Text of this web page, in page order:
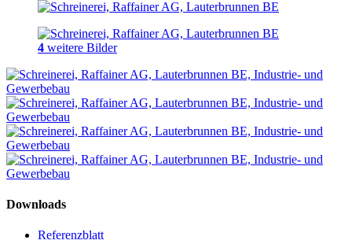
4 weitere Bilder
Downloads
Referenzblatt